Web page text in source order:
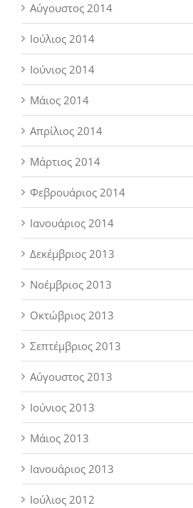
Αύγουστος 2014
Ιούλιος 2014
Ιούνιος 2014
Μάιος 2014
Απρίλιος 2014
Μάρτιος 2014
Φεβρουάριος 2014
Ιανουάριος 2014
Δεκέμβριος 2013
Νοέμβριος 2013
Οκτώβριος 2013
Σεπτέμβριος 2013
Αύγουστος 2013
Ιούνιος 2013
Μάιος 2013
Ιανουάριος 2013
Ιούλιος 2012